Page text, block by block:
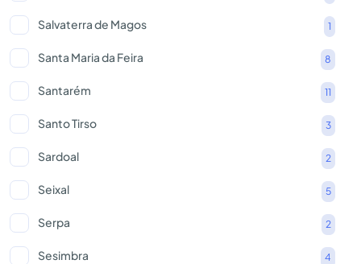
Salvaterra de Magos 1
Santa Maria da Feira 8
Santarém 11
Santo Tirso 3
Sardoal 2
Seixal 5
Serpa 2
Sesimbra 4